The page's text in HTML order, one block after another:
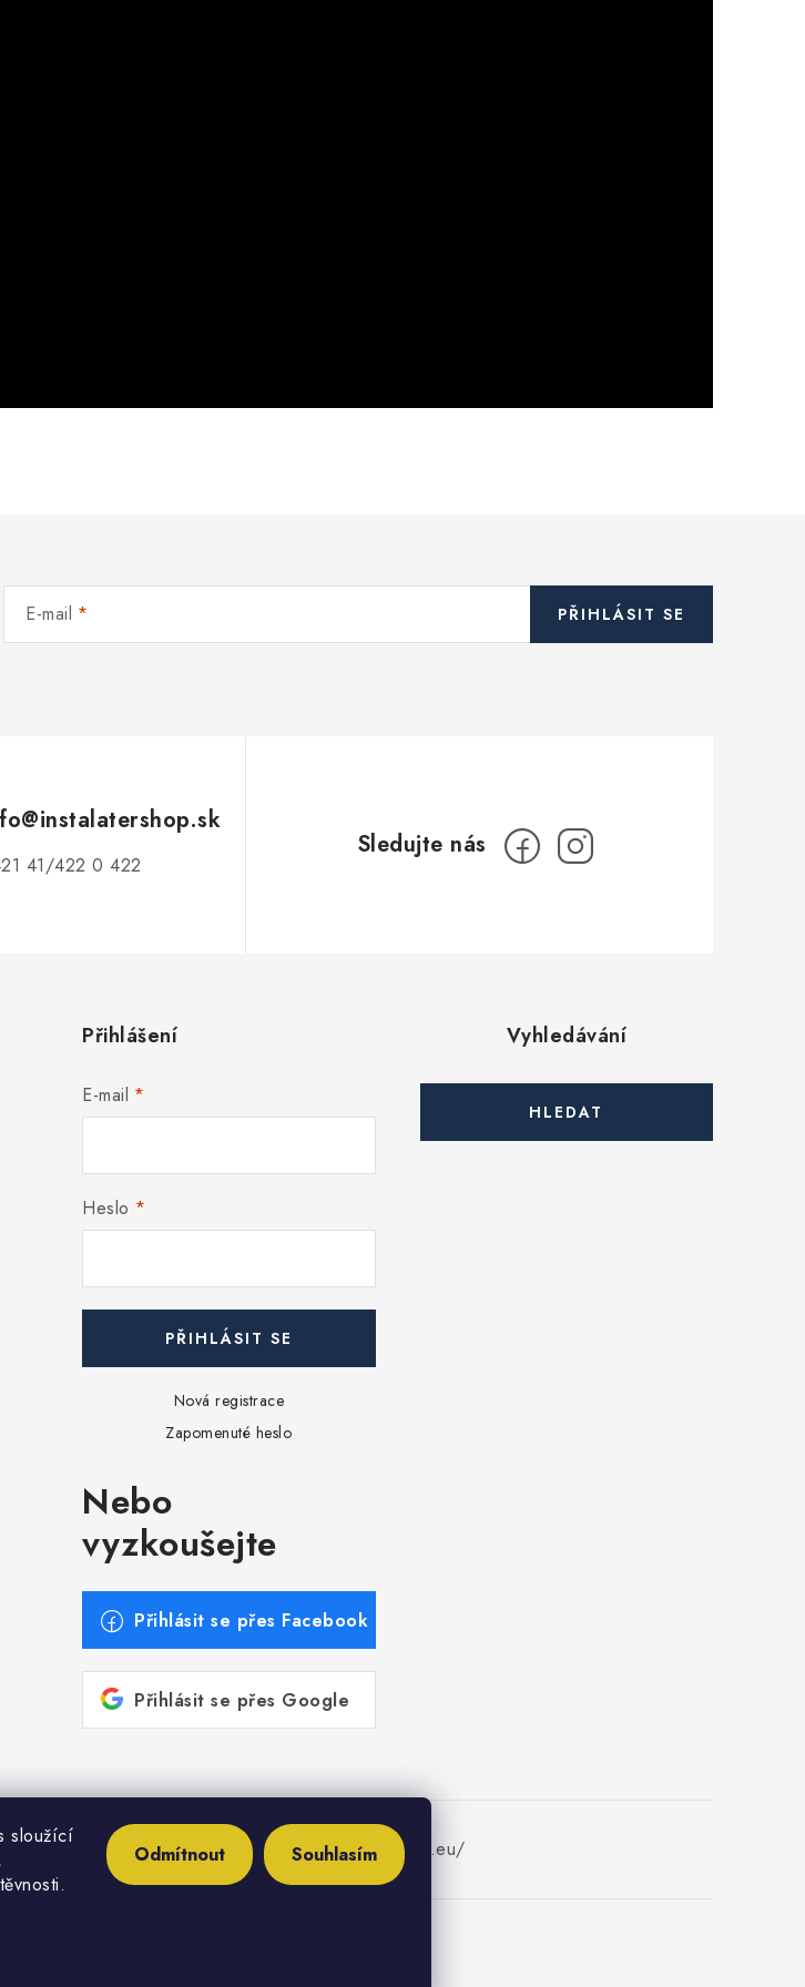
sloužící
Odmítnout Souhlasím
E-mail PŘIHLÁSIT SE
@instalatershop.sk
41/422 0 422
Přihlášení
E-mail
Heslo
PŘIHLÁSIT SE
Nová registrace
Zapomenuté heslo
Nebo
vyzkoušejte
Přihlásit se přes Facebook
Přihlásit se přes Google
Vyhledávání
HLEDAT
www.etaenergy.eu/ https://www.fajninstalater.eu/